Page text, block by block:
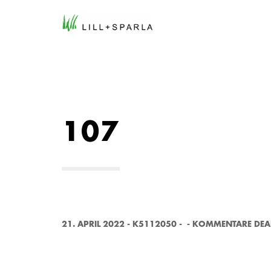
107
21. APRIL 2022 - K5112050 - - KOMMENTARE